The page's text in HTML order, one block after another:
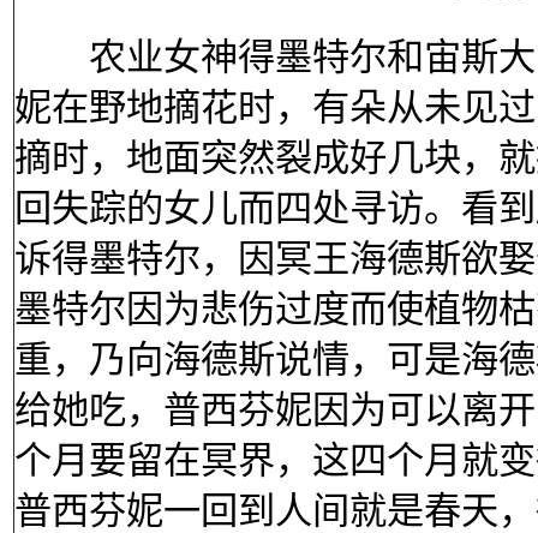
农业女神得墨特尔和宙斯大
妮在野地摘花时，有朵从未见
摘时，地面突然裂成好几块，
回失踪的女儿而四处寻访。看
诉得墨特尔，因冥王海德斯欲
墨特尔因为悲伤过度而使植物
重，乃向海德斯说情，可是海
给她吃，普西芬妮因为可以离
个月要留在冥界，这四个月就
普西芬妮一回到人间就是春天